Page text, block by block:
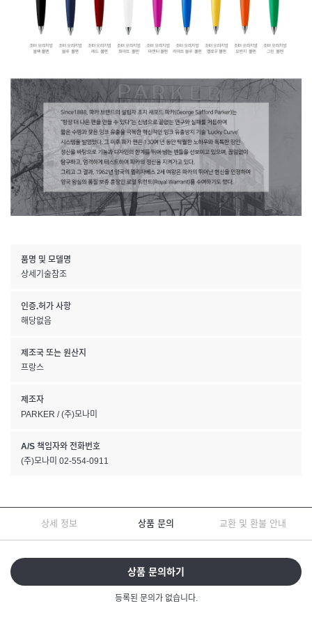
품명 및 모델명
상세기술참조
인증.허가 사항
해당없음
제조국 또는 원산지
프랑스
제조자
PARKER / (주)모나미
A/S 책임자와 전화번호
(주)모나미 02-554-0911
상세 정보 상품 문의 교환 및 환불 안내
상품 문의하기
등록된 문의가 없습니다.